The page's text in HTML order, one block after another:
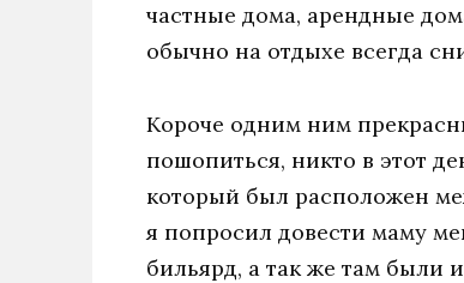
частные дома, арендные
обычно на отдыхе всегда
Короче одним ним
пошопиться, никто в этот
который был расположен
я попросил довести маму
бильярд, а так же там были